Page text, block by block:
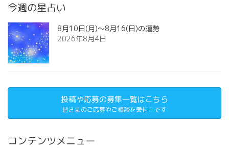
今週の星占い
8月10日(月)～8月16(日)の運勢
2026年8月4日
投稿や応募の募集一覧はこちら
皆さまのご応募やご相談を受付中です
コンテンツメニュー